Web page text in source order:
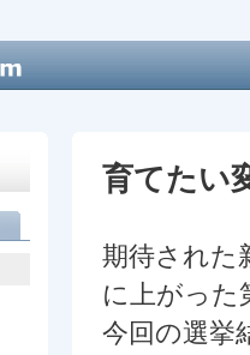
育てたい
期待された
に上がった
今回の選挙